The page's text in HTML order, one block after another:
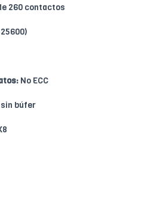
260 contactos
No ECC
búfer